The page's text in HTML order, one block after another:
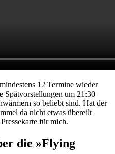
12 Termine wieder
Spätvorstellungen um 21:30
so beliebt sind. Hat der
da nicht etwas übereilt
für mich.
die »Flying